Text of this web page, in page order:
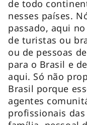
de todo
nesses países.
passado, aqui
de turistas ou
ou de pessoas
para o Brasil e
aqui. Só não
Brasil porque
agentes
profissionais